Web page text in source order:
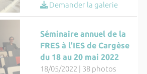
Demander la galerie
Séminaire annuel de la
FRES à l'IES de Cargèse
du 18 au 20 mai 2022
18/05/2022 | 38 photos